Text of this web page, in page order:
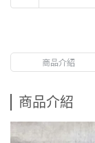
商品介紹
商品介紹